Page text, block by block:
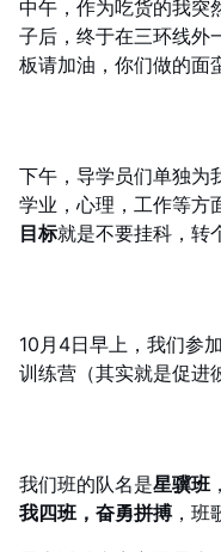
中午，作为吃货的我突
子后，终于在三环线外
板请加油，你们做的面
下午，导学员们单独为
学业，心理，工作等方
目标就是不要挂科，转
10月4日早上，我们参
训练营（其实就是促进
我们班的队名是星骥班
我四班，奋勇拼搏，班